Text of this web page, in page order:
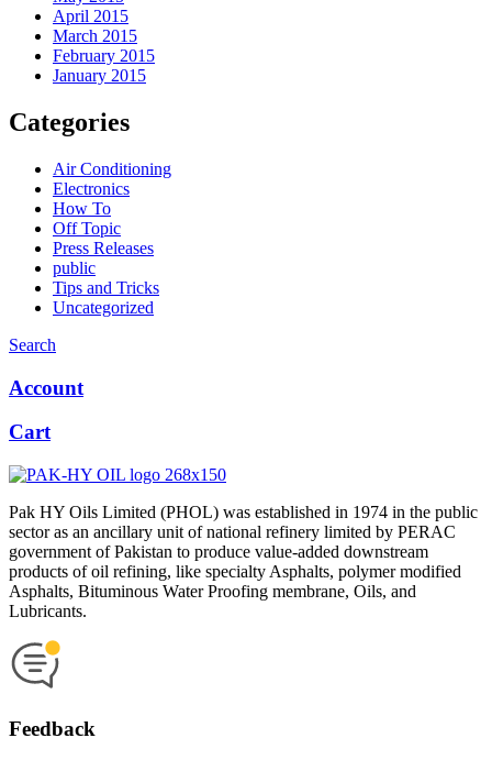
April 2015
March 2015
February 2015
January 2015
Categories
Air Conditioning
Electronics
How To
Off Topic
Press Releases
public
Tips and Tricks
Uncategorized
Search
Account
Cart
Pak HY Oils Limited (PHOL) was established in 1974 in the public
sector as an ancillary unit of national refinery limited by PERAC
government of Pakistan to produce value-added downstream
products of oil refining, like specialty Asphalts, polymer modified
Asphalts, Bituminous Water Proofing membrane, Oils, and
Lubricants.
Feedback